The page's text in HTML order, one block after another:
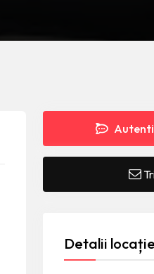
Detalii locație